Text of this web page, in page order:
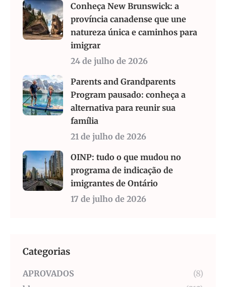
Conheça New Brunswick: a
província canadense que une
natureza única e caminhos para
imigrar
24 de julho de 2026
Parents and Grandparents
Program pausado: conheça a
alternativa para reunir sua
família
21 de julho de 2026
OINP: tudo o que mudou no
programa de indicação de
imigrantes de Ontário
17 de julho de 2026
Categorias
APROVADOS
(8)